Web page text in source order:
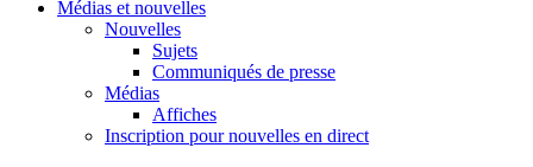
Médias et nouvelles
Nouvelles
Sujets
Communiqués de presse
Médias
Affiches
Inscription pour nouvelles en direct